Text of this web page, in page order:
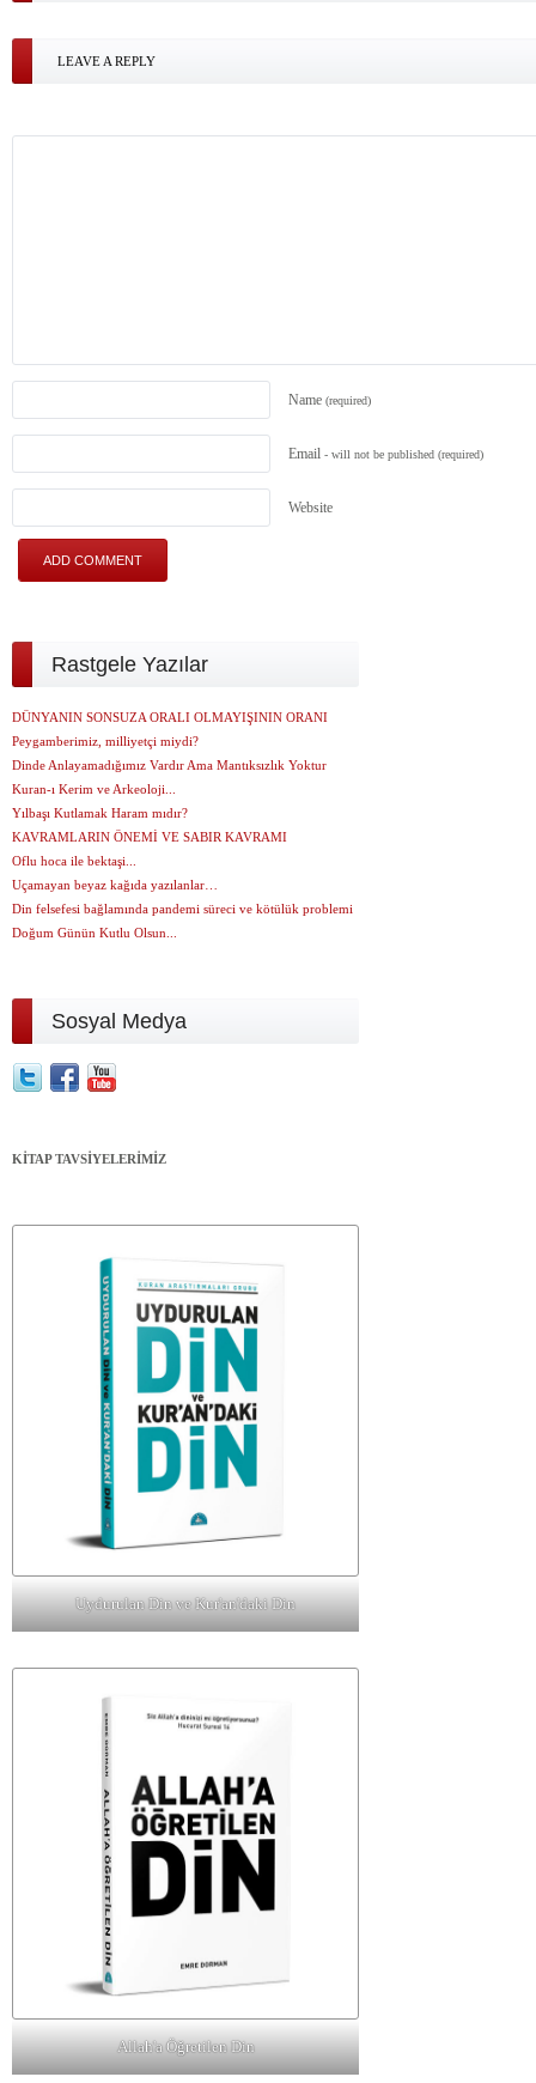
LEAVE A REPLY
Name (required)
Email - will not be published (required)
Website
Rastgele Yazılar
DÜNYANIN SONSUZA ORALI OLMAYIŞININ ORANI
Peygamberimiz, milliyetçi miydi?
Dinde Anlayamadığımız Vardır Ama Mantıksızlık Yoktur
Kuran-ı Kerim ve Arkeoloji...
Yılbaşı Kutlamak Haram mıdır?
KAVRAMLARIN ÖNEMİ VE SABIR KAVRAMI
Oflu hoca ile bektaşi...
Uçamayan beyaz kağıda yazılanlar…
Din felsefesi bağlamında pandemi süreci ve kötülük problemi
Doğum Günün Kutlu Olsun...
Sosyal Medya
KİTAP TAVSİYELERİMİZ
Uydurulan Din ve Kur'an'daki Din
Allah'a Öğretilen Din